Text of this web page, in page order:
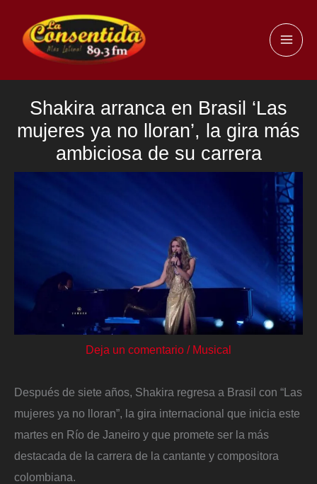
contenido
Shakira arranca en Brasil ‘Las
mujeres ya no lloran’, la gira más
ambiciosa de su carrera
Deja un comentario / Musical
Después de siete años, Shakira regresa a Brasil con “Las
mujeres ya no lloran”, la gira internacional que inicia este
martes en Río de Janeiro y que promete ser la más
destacada de la carrera de la cantante y compositora
colombiana.